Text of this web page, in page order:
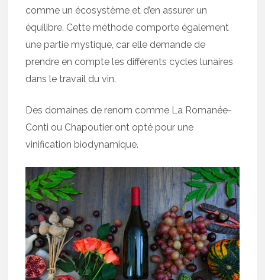
comme un écosystème et d’en assurer un
équilibre. Cette méthode comporte également
une partie mystique, car elle demande de
prendre en compte les différents cycles lunaires
dans le travail du vin.
Des domaines de renom comme La Romanée-
Conti ou Chapoutier ont opté pour une
vinification biodynamique.